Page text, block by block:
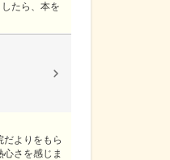
たら、本を
だよりをもら
さを感じま